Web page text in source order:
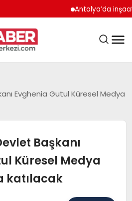
Antalya’da inşaat
Evghenia Gutul Küresel Medya
Başkanı
Küresel Medya
katılacak